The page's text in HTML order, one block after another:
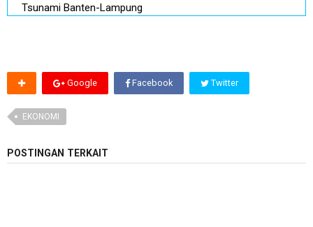
Tsunami Banten-Lampung
Google Facebook Twitter
EKONOMI
POSTINGAN TERKAIT